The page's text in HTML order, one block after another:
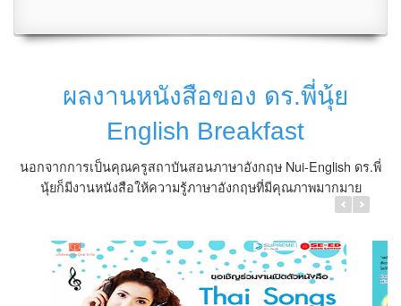
ผลงานหนังสือของ ดร.พี่นุ้ย
English Breakfast
นอกจากการเป็นคุณครูสถาบันสอนภาษาอังกฤษ Nui-English ดร.พี่
นุ้ยก็มีงานหนังสือให้ความรู้ภาษาอังกฤษที่มีคุณภาพมากมาย
Thai Songs ร้อ